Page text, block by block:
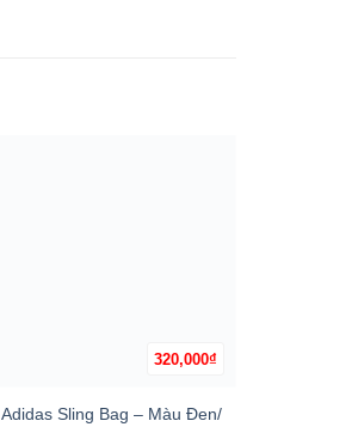
320,000₫
Adidas Sling Bag – Màu Đen/